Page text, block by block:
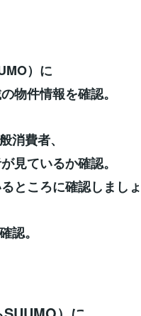
）に
確認。
消費者、
確認。
確認しましょ
認。